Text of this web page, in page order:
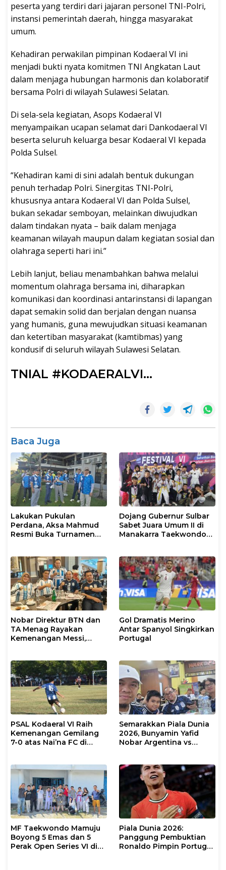
peserta yang terdiri dari jajaran personel TNI-Polri,
instansi pemerintah daerah, hingga masyarakat
umum.
Kehadiran perwakilan pimpinan Kodaeral VI ini
menjadi bukti nyata komitmen TNI Angkatan Laut
dalam menjaga hubungan harmonis dan kolaboratif
bersama Polri di wilayah Sulawesi Selatan.
Di sela-sela kegiatan, Asops Kodaeral VI
menyampaikan ucapan selamat dari Dankodaeral VI
beserta seluruh keluarga besar Kodaeral VI kepada
Polda Sulsel.
“Kehadiran kami di sini adalah bentuk dukungan
penuh terhadap Polri. Sinergitas TNI-Polri,
khususnya antara Kodaeral VI dan Polda Sulsel,
bukan sekadar semboyan, melainkan diwujudkan
dalam tindakan nyata – baik dalam menjaga
keamanan wilayah maupun dalam kegiatan sosial dan
olahraga seperti hari ini.”
Lebih lanjut, beliau menambahkan bahwa melalui
momentum olahraga bersama ini, diharapkan
komunikasi dan koordinasi antarinstansi di lapangan
dapat semakin solid dan berjalan dengan nuansa
yang humanis, guna mewujudkan situasi keamanan
dan ketertiban masyarakat (kamtibmas) yang
kondusif di seluruh wilayah Sulawesi Selatan.
TNIAL #KODAERALVI…
Baca Juga
Lakukan Pukulan
Perdana, Aksa Mahmud
Resmi Buka Turnamen
Dojang Gubernur Sulbar
Sabet Juara Umum II di
Manakarra Taekwondo
Nobar Direktur BTN dan
TA Menag Rayakan
Kemenangan Messi,
Gol Dramatis Merino
Antar Spanyol Singkirkan
Portugal
PSAL Kodaeral VI Raih
Kemenangan Gemilang
7-0 atas Nai’na FC di
Semarakkan Piala Dunia
2026, Bunyamin Yafid
Nobar Argentina vs
MF Taekwondo Mamuju
Boyong 5 Emas dan 5
Perak Open Series VI di
Piala Dunia 2026:
Panggung Pembuktian
Ronaldo Pimpin Portugal